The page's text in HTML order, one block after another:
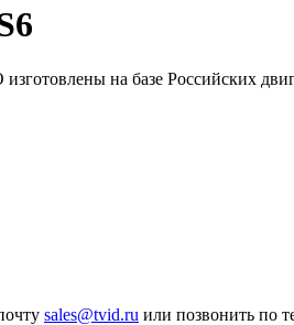
на базе Российских
sales@tvid.ru или позвонить по